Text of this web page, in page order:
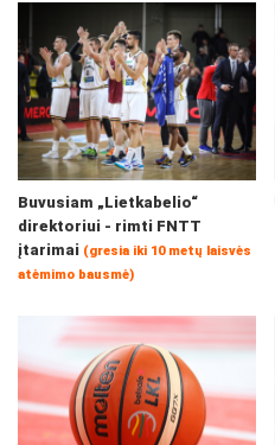
Buvusiam „Lietkabelio“
direktoriui - rimti FNTT
įtarimai (gresia iki 10 metų laisvės
atėmimo bausmė)